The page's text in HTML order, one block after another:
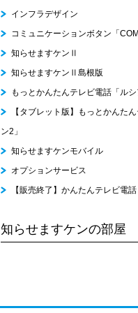
インフラデザイン
コミュニケーションボタン「
知らせますケンⅡ
知らせますケンⅡ島根版
もっとかんたんテレビ電話「ルシ
【タブレット版】もっとかんた
ン2」
知らせますケンモバイル
オプションサービス
【販売終了】かんたんテレビ電話
知らせますケンの部屋